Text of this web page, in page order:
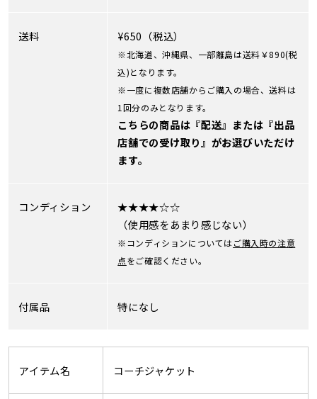
送料 ¥650（税込）
※北海道、沖縄県、一部離島は送料￥890(税
込)となります。
※一度に複数店舗からご購入の場合、送料は
1回分のみとなります。
こちらの商品は『配送』または『出品
店舗での受け取り』がお選びいただけ
ます。
コンディション
★★★★☆☆
（使用感をあまり感じない）
※コンディションについてはご購入時の注意
点をご確認ください。
付属品 特になし
アイテム名 コーチジャケット